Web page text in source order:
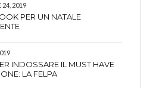
24, 2019
PER UN NATALE
INDOSSARE IL MUST HAVE
LA FELPA